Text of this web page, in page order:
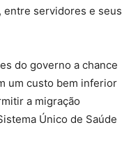
entre servidores e seus
do governo a chance
um custo bem inferior
a migração
Único de Saúde